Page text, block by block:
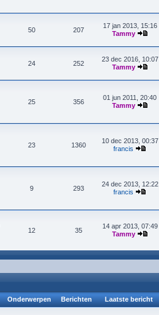
50 207
17 jan 2013, 15:16
Tammy
24 252
23 dec 2016, 10:07
Tammy
25 356
01 jun 2011, 20:40
Tammy
23 1360
10 dec 2013, 00:37
francis
9 293
24 dec 2013, 12:22
francis
12 35
14 apr 2013, 07:49
Tammy
Onderwerpen Berichten Laatste bericht